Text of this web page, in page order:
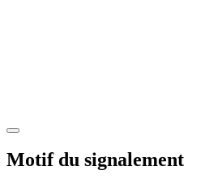
Motif du signalement